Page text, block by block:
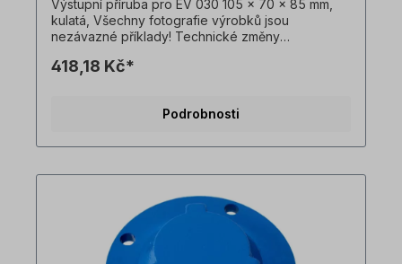
Výstupní příruba pro EV 030 105 x 70 x 85 mm,
kulatá, Všechny fotografie výrobků jsou
nezávazné příklady! Technické změny
jednotka je vyrobena na zakázku. Vrácení zboží
Technické specifikace se mohou změnit.
418,18 Kč*
Podrobnosti